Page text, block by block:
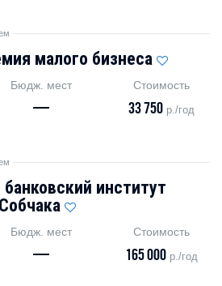
малого бизнеса
Бюдж. мест
—
Стоимость
33 750 р./год
институт
Бюдж. мест
—
Стоимость
165 000 р./год